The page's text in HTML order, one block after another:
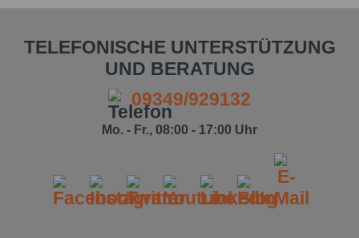
TELEFONISCHE UNTERSTÜTZUNG
UND BERATUNG
09349/929132
Mo. - Fr., 08:00 - 17:00 Uhr